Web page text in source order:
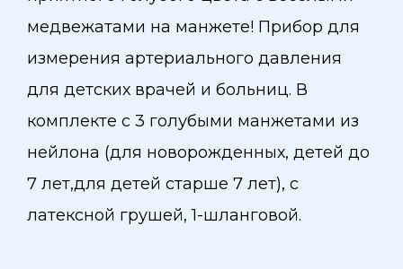
медвежатами на манжете! Прибор для
измерения артериального давления
для детских врачей и больниц. В
комплекте с 3 голубыми манжетами из
нейлона (для новорожденных, детей до
7 лет,для детей старше 7 лет), с
латексной грушей, 1-шланговой.